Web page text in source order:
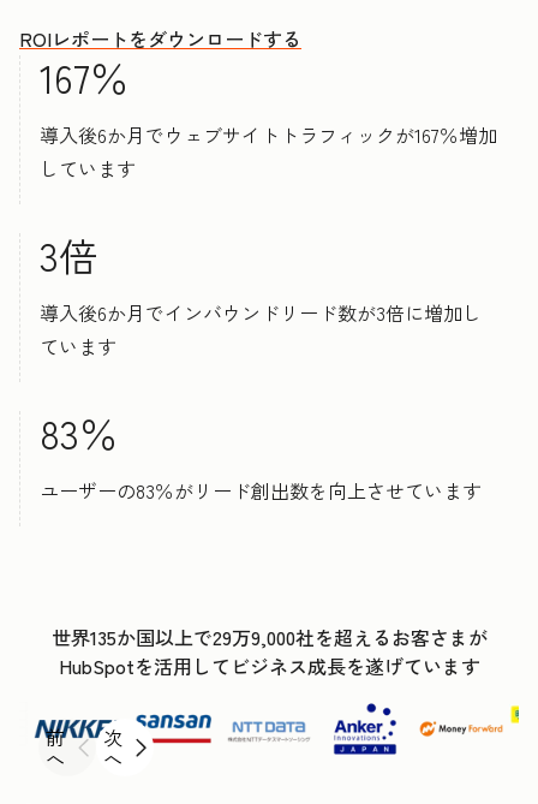
ROIレポートをダウンロードする
167％
導入後6か月でウェブサイトトラフィックが167％増加
しています
3倍
導入後6か月でインバウンドリード数が3倍に増加し
ています
83％
ユーザーの83％がリード創出数を向上させています
世界135か国以上で29万9,000社を超えるお客さまが
HubSpotを活用してビジネス成長を遂げています
前
へ
次
へ